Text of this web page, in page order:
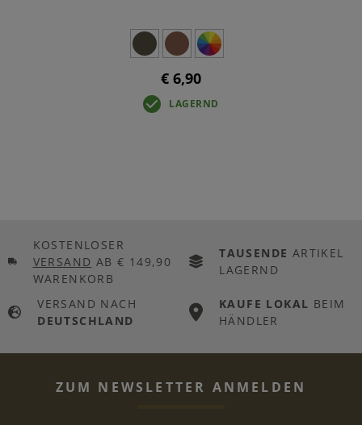
€ 6,90
LAGERND
KOSTENLOSER
VERSAND AB € 149,90
WARENKORB
TAUSENDE ARTIKEL
LAGERND
VERSAND NACH
DEUTSCHLAND
KAUFE LOKAL BEIM
HÄNDLER
ZUM NEWSLETTER ANMELDEN